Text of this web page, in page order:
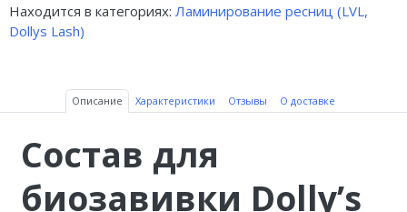
Находится в категориях: Ламинирование ресниц (LVL,
Dollys Lash)
Описание Характеристики Отзывы О доставке
Состав для
биозавивки Dolly’s